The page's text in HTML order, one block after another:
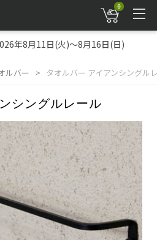
0
年8月11日(火)～8月16日(日)
ルバー タオルバー アイアンシングル
シングルレール